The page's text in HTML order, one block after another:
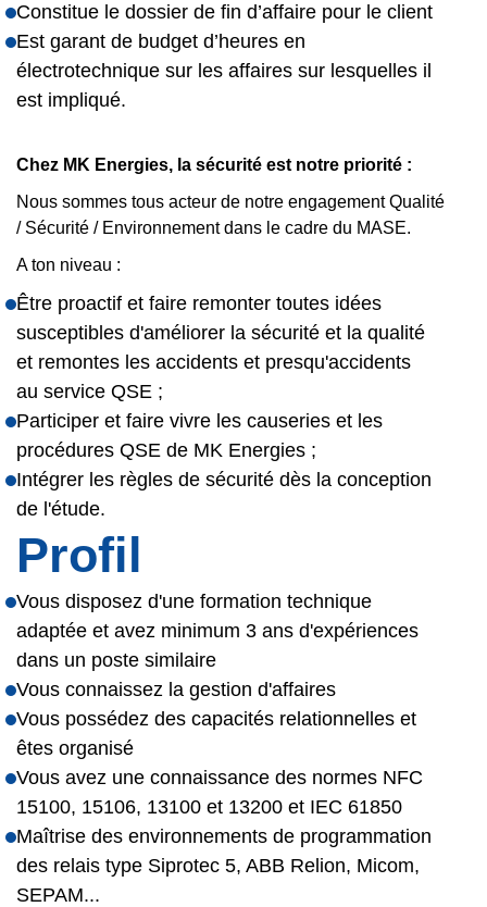
Constitue le dossier de fin d’affaire pour le client
Est garant de budget d’heures en
électrotechnique sur les affaires sur lesquelles il
est impliqué.
Chez MK Energies, la sécurité est notre priorité :
Nous sommes tous acteur de notre engagement Qualité
/ Sécurité / Environnement dans le cadre du MASE.
A ton niveau :
Être proactif et faire remonter toutes idées
susceptibles d'améliorer la sécurité et la qualité
et remontes les accidents et presqu'accidents
au service QSE ;
Participer et faire vivre les causeries et les
procédures QSE de MK Energies ;
Intégrer les règles de sécurité dès la conception
de l'étude.
Profil
Vous disposez d'une formation technique
adaptée et avez minimum 3 ans d'expériences
dans un poste similaire
Vous connaissez la gestion d'affaires
Vous possédez des capacités relationnelles et
êtes organisé
Vous avez une connaissance des normes NFC
15100, 15106, 13100 et 13200 et IEC 61850
Maîtrise des environnements de programmation
des relais type Siprotec 5, ABB Relion, Micom,
SEPAM...